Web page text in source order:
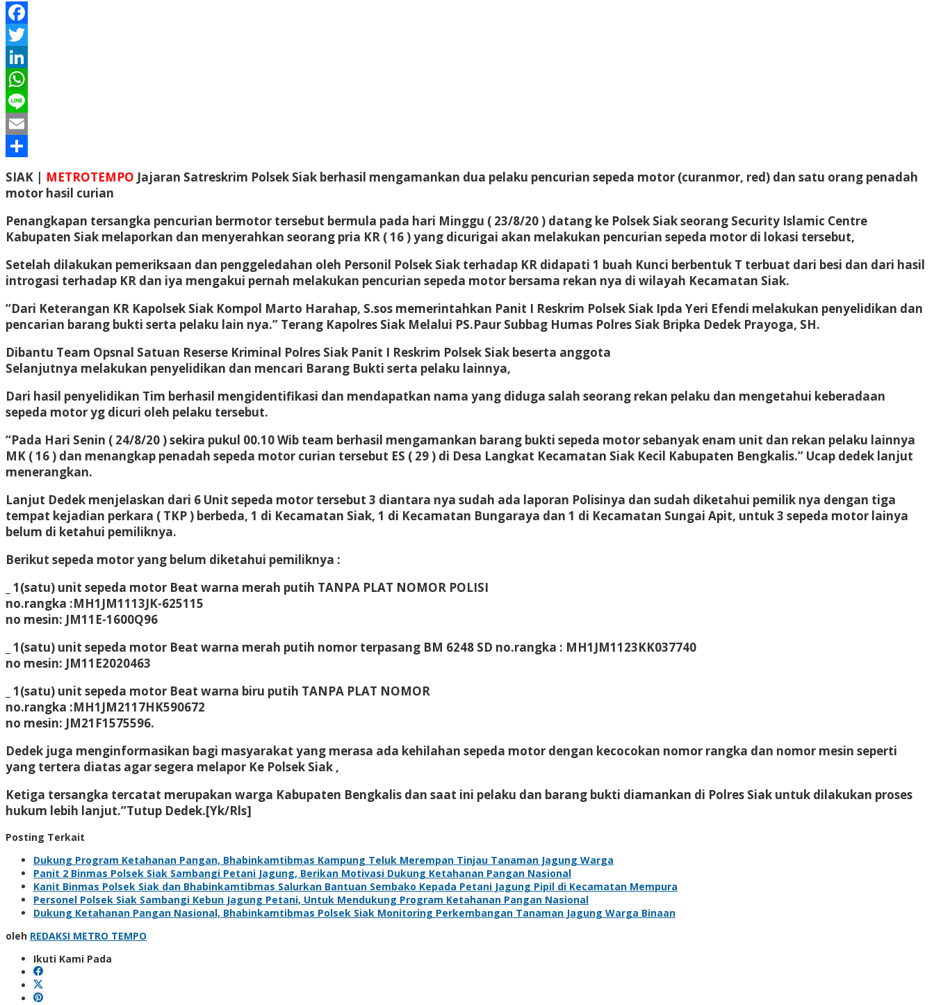
Facebook
Twitter
LinkedIn
WhatsApp
Line
Email
Share
SIAK | METROTEMPO Jajaran Satreskrim Polsek Siak berhasil mengamankan dua pelaku pencurian sepeda motor (curanmor, red) dan satu orang penadah
motor hasil curian
Penangkapan tersangka pencurian bermotor tersebut bermula pada hari Minggu ( 23/8/20 ) datang ke Polsek Siak seorang Security Islamic Centre
Kabupaten Siak melaporkan dan menyerahkan seorang pria KR ( 16 ) yang dicurigai akan melakukan pencurian sepeda motor di lokasi tersebut,
Setelah dilakukan pemeriksaan dan penggeledahan oleh Personil Polsek Siak terhadap KR didapati 1 buah Kunci berbentuk T terbuat dari besi dan dari hasil
introgasi terhadap KR dan iya mengakui pernah melakukan pencurian sepeda motor bersama rekan nya di wilayah Kecamatan Siak.
“Dari Keterangan KR Kapolsek Siak Kompol Marto Harahap, S.sos memerintahkan Panit I Reskrim Polsek Siak Ipda Yeri Efendi melakukan penyelidikan dan
pencarian barang bukti serta pelaku lain nya.” Terang Kapolres Siak Melalui PS.Paur Subbag Humas Polres Siak Bripka Dedek Prayoga, SH.
Dibantu Team Opsnal Satuan Reserse Kriminal Polres Siak Panit I Reskrim Polsek Siak beserta anggota
Selanjutnya melakukan penyelidikan dan mencari Barang Bukti serta pelaku lainnya,
Dari hasil penyelidikan Tim berhasil mengidentifikasi dan mendapatkan nama yang diduga salah seorang rekan pelaku dan mengetahui keberadaan
sepeda motor yg dicuri oleh pelaku tersebut.
“Pada Hari Senin ( 24/8/20 ) sekira pukul 00.10 Wib team berhasil mengamankan barang bukti sepeda motor sebanyak enam unit dan rekan pelaku lainnya
MK ( 16 ) dan menangkap penadah sepeda motor curian tersebut ES ( 29 ) di Desa Langkat Kecamatan Siak Kecil Kabupaten Bengkalis.” Ucap dedek lanjut
menerangkan.
Lanjut Dedek menjelaskan dari 6 Unit sepeda motor tersebut 3 diantara nya sudah ada laporan Polisinya dan sudah diketahui pemilik nya dengan tiga
tempat kejadian perkara ( TKP ) berbeda, 1 di Kecamatan Siak, 1 di Kecamatan Bungaraya dan 1 di Kecamatan Sungai Apit, untuk 3 sepeda motor lainya
belum di ketahui pemiliknya.
Berikut sepeda motor yang belum diketahui pemiliknya :
_ 1(satu) unit sepeda motor Beat warna merah putih TANPA PLAT NOMOR POLISI
no.rangka :MH1JM1113JK-625115
no mesin: JM11E-1600Q96
_ 1(satu) unit sepeda motor Beat warna merah putih nomor terpasang BM 6248 SD no.rangka : MH1JM1123KK037740
no mesin: JM11E2020463
_ 1(satu) unit sepeda motor Beat warna biru putih TANPA PLAT NOMOR
no.rangka :MH1JM2117HK590672
no mesin: JM21F1575596.
Dedek juga menginformasikan bagi masyarakat yang merasa ada kehilahan sepeda motor dengan kecocokan nomor rangka dan nomor mesin seperti
yang tertera diatas agar segera melapor Ke Polsek Siak ,
Ketiga tersangka tercatat merupakan warga Kabupaten Bengkalis dan saat ini pelaku dan barang bukti diamankan di Polres Siak untuk dilakukan proses
hukum lebih lanjut.”Tutup Dedek.[Yk/Rls]
Posting Terkait
Dukung Program Ketahanan Pangan, Bhabinkamtibmas Kampung Teluk Merempan Tinjau Tanaman Jagung Warga
Panit 2 Binmas Polsek Siak Sambangi Petani Jagung, Berikan Motivasi Dukung Ketahanan Pangan Nasional
Kanit Binmas Polsek Siak dan Bhabinkamtibmas Salurkan Bantuan Sembako Kepada Petani Jagung Pipil di Kecamatan Mempura
Personel Polsek Siak Sambangi Kebun Jagung Petani, Untuk Mendukung Program Ketahanan Pangan Nasional
Dukung Ketahanan Pangan Nasional, Bhabinkamtibmas Polsek Siak Monitoring Perkembangan Tanaman Jagung Warga Binaan
oleh REDAKSI METRO TEMPO
Ikuti Kami Pada